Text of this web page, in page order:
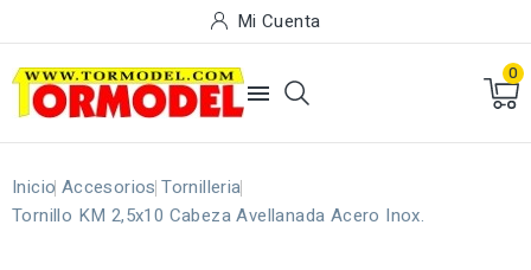
Mi Cuenta

0
Inicio Accesorios Tornilleria
Tornillo KM 2,5x10 Cabeza Avellanada Acero Inox.